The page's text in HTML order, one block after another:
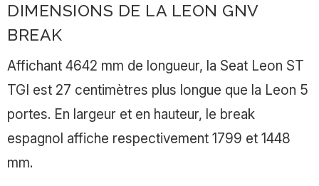
DIMENSIONS DE LA LEON GNV
BREAK
Affichant 4642 mm de longueur, la Seat Leon ST
TGI est 27 centimètres plus longue que la Leon 5
portes. En largeur et en hauteur, le break
espagnol affiche respectivement 1799 et 1448
mm.